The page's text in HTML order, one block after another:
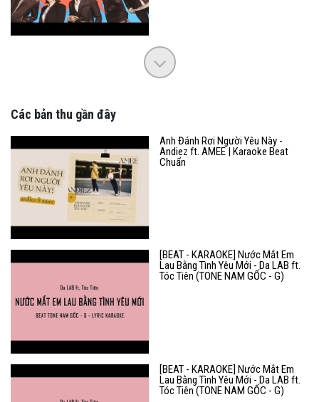
Các bản thu gần đây
Anh Đánh Rơi Người Yêu Này -
Andiez ft. AMEE | Karaoke Beat
Chuẩn
[BEAT - KARAOKE] Nước Mắt Em
Lau Bằng Tình Yêu Mới - Da LAB ft.
Tóc Tiên (TONE NAM GỐC - G)
[BEAT - KARAOKE] Nước Mắt Em
Lau Bằng Tình Yêu Mới - Da LAB ft.
Tóc Tiên (TONE NAM GỐC - G)